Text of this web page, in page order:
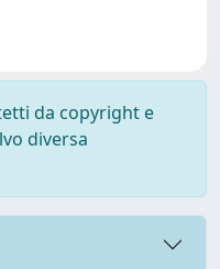
da copyright e
diversa